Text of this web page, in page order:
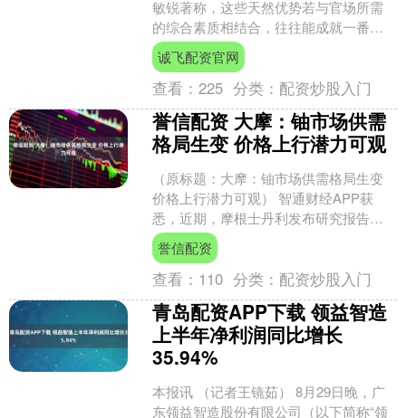
敏锐著称，这些天然优势若与官场所需
的综合素质相结合，往往能成就一番作
为。今天，我们从现代管理学角度剖析
这一群体的独特竞争力。 ....
诚飞配资官网
查看：225 分类： 配资炒股入门
誉信配资 大摩：铀市场供需
格局生变 价格上行潜力可观
（原标题：大摩：铀市场供需格局生变
价格上行潜力可观） 智通财经APP获
悉，近期，摩根士丹利发布研究报告指
出，当前全球铀市场正经历着显著变
化，供需格局的演变以及....
誉信配资
查看： 110 分类： 配资炒股入门
青岛配资APP下载 领益智造
上半年净利润同比增长
35.94%
本报讯 （记者王镜茹） 8月29日晚，广
东领益智造股份有限公司（以下简称“领